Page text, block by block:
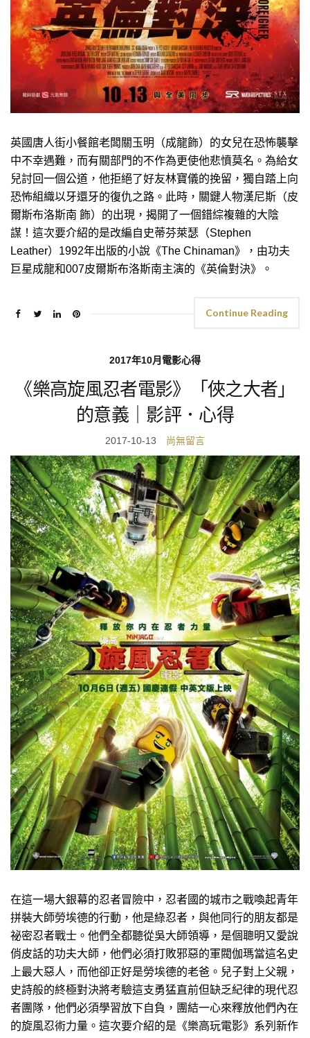
英國唐人街小餐館老闆關玉明（成龍飾）的女兒在恐怖襲擊
中不幸遇難，而有關部門的不作為更使他悲憤莫名。為給女
兒討回一個公道，他拒絕了好友林寶儀的挽留，獨自踏上向
恐怖組織以牙還牙的復仇之路。此時，關鍵人物漢尼斯（皮
爾斯布洛斯南 飾）的出現，揭開了一個錯綜複雜的大陰
謀！這次要介紹的是改編自史蒂芬萊瑟（Stephen
Leather）1992年出版的小說《The Chinaman》，由功夫
巨星成龍和007皮爾斯布洛斯南主演的《英倫對決》。
Continue Reading
2017年10月電影心得
《樂高旋風忍者電影》「俠之大者」
的意義｜影評．心得
2017-10-13 尚無留言
在這一場大銀幕的忍者冒險中，忍者國的城市之戰喚起青年
拼裝大師勞埃德的行動，他是綠忍者，與他同行的朋友都是
祕密忍者戰士。他們全都聽從吳大師領導，是個聰明又愛說
俏皮話的功夫大師，他們必須打敗邪惡的軍閥伽瑪當這名史
上最大惡人，而他卻正好是勞埃德的老爸。兒子對上父親，
史詩般的終極對決將考驗這支勇猛直前但缺乏紀律的現代忍
者團隊，他們必須學習放下自負，團結一心來釋放他們內在
的旋風忍術力量。這次要介紹的是《樂高玩電影》系列新作